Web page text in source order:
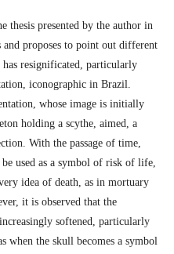
thesis presented by the author in
and proposes to point out different
has resignificated, particularly
iconographic in Brazil.
whose image is initially
holding a scythe, aimed, a
With the passage of time,
used as a symbol of risk of life,
idea of death, as in mortuary
it is observed that the
softened, particularly
when the skull becomes a symbol